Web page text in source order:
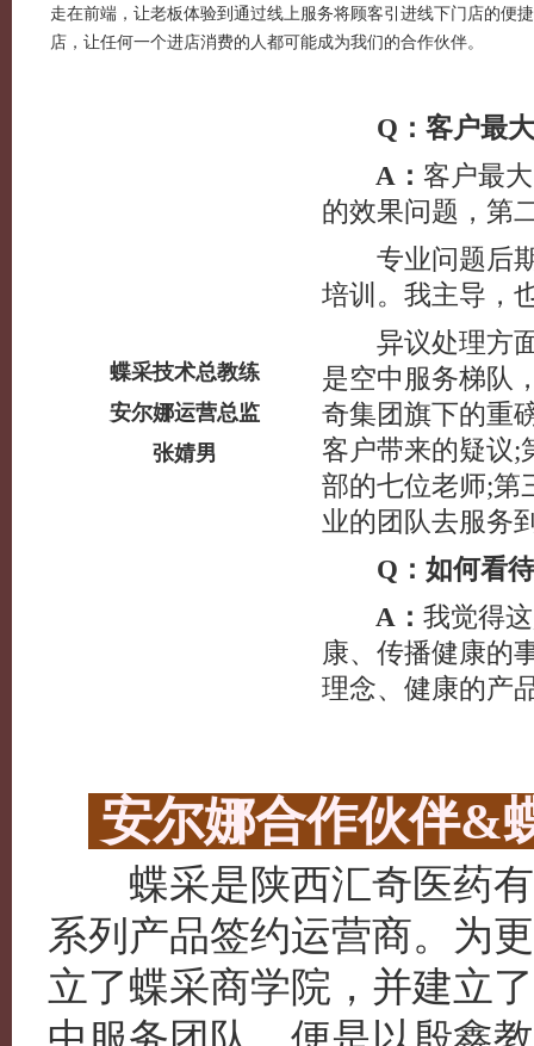
走在前端，让老板体验到通过线上服务将顾客引进线下门店的便
店，让任何一个进店消费的人都可能成为我们的合作伙伴。
Q：客户最
A： 客户最
的效果问题，第
专业问题后期
培训。我主导，
异议处理方面
是空中服务梯队
奇集团旗下的重
客户带来的疑议;
部的七位老师;第
业的团队去服务
Q：如何看
A： 我觉得
康、传播健康的
理念、健康的产
蝶采技术总教练
安尔娜运营总监
张婧男
安尔娜合作伙伴&
蝶采是陕西汇奇医药有
系列产品签约运营商。为
立了蝶采商学院，并建立